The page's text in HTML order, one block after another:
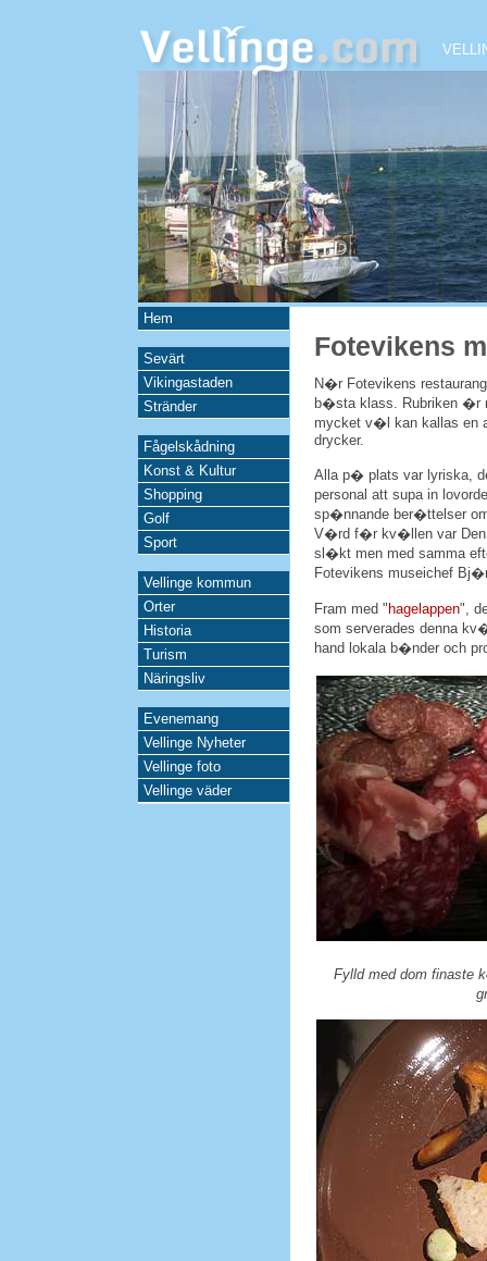
Hem
Sevärt
Vikingastaden
Stränder
Fågelskådning
Konst & Kultur
Shopping
Golf
Sport
Vellinge kommun
Orter
Historia
Turism
Näringsliv
Evenemang
Vellinge Nyheter
Vellinge foto
Vellinge väder
Fotevikens
N�r Fotevikens
b�sta klass. Rubriken
mycket v�l kan kallas en
drycker.
Alla p� plats var lyriska,
personal att supa in
sp�nnande ber�ttelser
V�rd f�r kv�llen var Den
sl�kt men med samma
Fotevikens museichef
Fram med " hagelappen",
som serverades denna
hand lokala b�nder och
Fylld med dom finaste